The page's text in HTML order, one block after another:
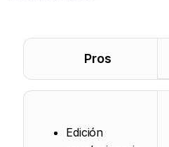
Pros
Edición